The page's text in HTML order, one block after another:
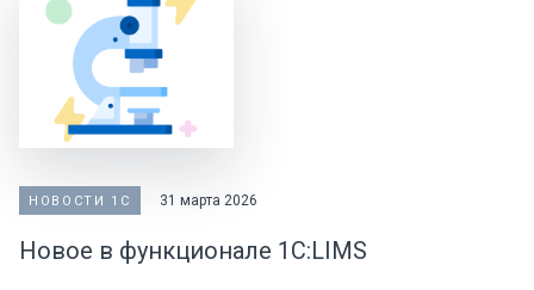
НОВОСТИ 1С 31 марта 2026
Новое в функционале 1С:LIMS